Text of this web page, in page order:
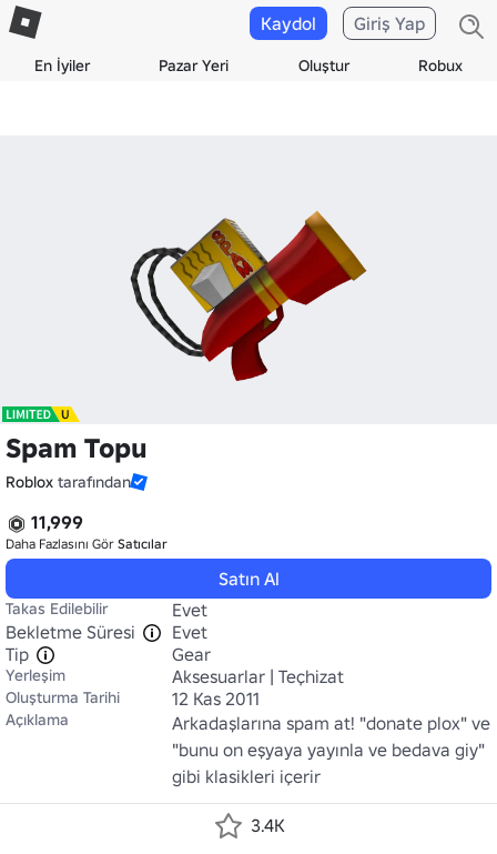
En İyiler Pazar Yeri Oluştur Robux
Kaydol Giriş Yap
Spam Topu
Roblox tarafından
11,999
Daha Fazlasını Gör Satıcılar
Satın Al
Takas Edilebilir
Evet
Bekletme Süresi
Evet
Tip
Gear
Yerleşim Aksesuarlar | Teçhizat
Oluşturma Tarihi 12 Kas 2011
Açıklama
Arkadaşlarına spam at! "donate plox" ve
"bunu on eşyaya yayınla ve bedava giy"
gibi klasikleri içerir
3.4K